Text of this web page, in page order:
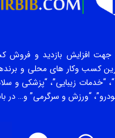
جهت افزایش بازدید و
کسب وکار های محلی و
“خدمات زیبایی”، “پزشکی و
“ورزش و سرگرمی” و… در